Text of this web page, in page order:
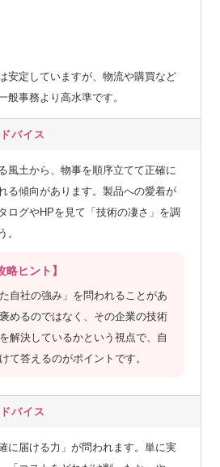
安定していますが、物流や購買など
般事務より高水準です。
バイス
風土から、物事を順序立てて正確に
る傾向があります。製品への愛着が
ログやHPを見て「技術の凄さ」を調
。
略ヒント】
自社の強み」を問われることがあ
めるのではなく、その企業の技術
解決しているかという視点で、自
て答えるのがポイントです。
バイス
に届ける力」が問われます。単に実